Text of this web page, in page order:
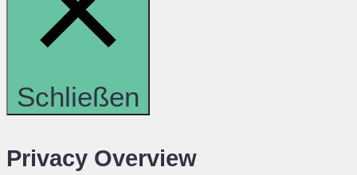
Schließen
Privacy Overview